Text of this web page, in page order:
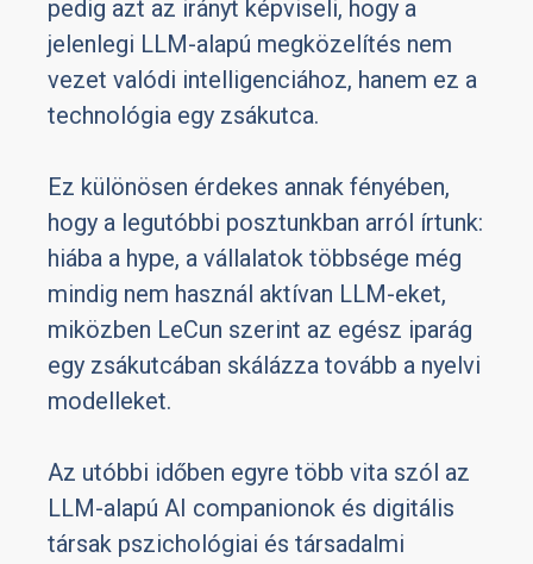
pedig azt az irányt képviseli, hogy a
jelenlegi LLM-alapú megközelítés nem
vezet valódi intelligenciához, hanem ez a
technológia egy zsákutca.
Ez különösen érdekes annak fényében,
hogy a legutóbbi posztunkban arról írtunk:
hiába a hype, a vállalatok többsége még
mindig nem használ aktívan LLM-eket,
miközben LeCun szerint az egész iparág
egy zsákutcában skálázza tovább a nyelvi
modelleket.
Az utóbbi időben egyre több vita szól az
LLM-alapú AI companionok és digitális
társak pszichológiai és társadalmi